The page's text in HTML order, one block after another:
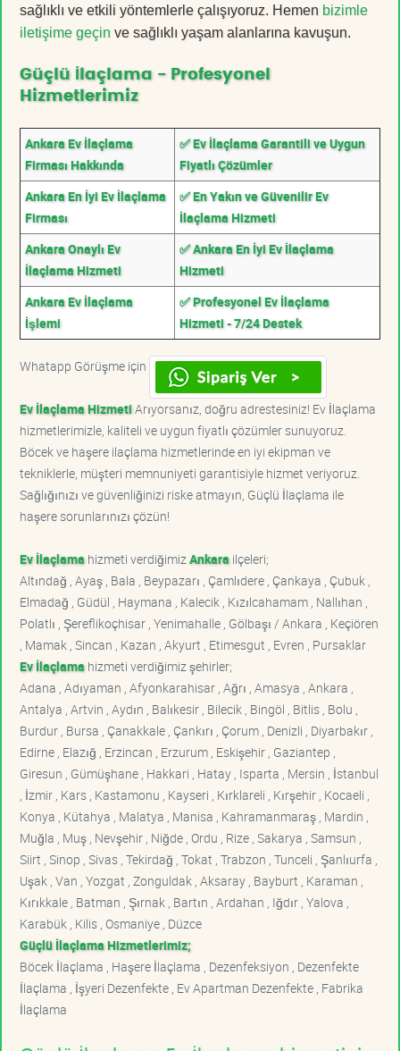
sağlıklı ve etkili yöntemlerle çalışıyoruz. Hemen bizimle
iletişime geçin ve sağlıklı yaşam alanlarına kavuşun.
Güçlü İlaçlama - Profesyonel
Hizmetlerimiz
Ankara Ev İlaçlama
Firması Hakkında
✅ Ev İlaçlama Garantili ve Uygun
Fiyatlı Çözümler
Ankara En İyi Ev İlaçlama
Firması
✅ En Yakın ve Güvenilir Ev
İlaçlama Hizmeti
Ankara Onaylı Ev
İlaçlama Hizmeti
✅ Ankara En İyi Ev İlaçlama
Hizmeti
Ankara Ev İlaçlama
İşlemi
✅ Profesyonel Ev İlaçlama
Hizmeti - 7/24 Destek
Whatapp Görüşme için
Ev İlaçlama HizmetiArıyorsanız, doğru adrestesiniz! Ev İlaçlama
hizmetlerimizle, kaliteli ve uygun fiyatlı çözümler sunuyoruz.
Böcek ve haşere ilaçlama hizmetlerinde en iyi ekipman ve
tekniklerle, müşteri memnuniyeti garantisiyle hizmet veriyoruz.
Sağlığınızı ve güvenliğinizi riske atmayın, Güçlü İlaçlama ile
haşere sorunlarınızı çözün!
Ev İlaçlama hizmeti verdiğimiz Ankara ilçeleri;
Altındağ , Ayaş , Bala , Beypazarı , Çamlıdere , Çankaya , Çubuk ,
Elmadağ , Güdül , Haymana , Kalecik , Kızılcahamam , Nallıhan ,
Polatlı , Şereflikoçhisar , Yenimahalle , Gölbaşı / Ankara , Keçiören
, Mamak , Sincan , Kazan , Akyurt , Etimesgut , Evren , Pursaklar
Ev İlaçlama hizmeti verdiğimiz şehirler;
Adana , Adıyaman , Afyonkarahisar , Ağrı , Amasya , Ankara ,
Antalya , Artvin , Aydın , Balıkesir , Bilecik , Bingöl , Bitlis , Bolu ,
Burdur , Bursa , Çanakkale , Çankırı , Çorum , Denizli , Diyarbakır ,
Edirne , Elazığ , Erzincan , Erzurum , Eskişehir , Gaziantep ,
Giresun , Gümüşhane , Hakkari , Hatay , Isparta , Mersin , İstanbul
, İzmir , Kars , Kastamonu , Kayseri , Kırklareli , Kırşehir , Kocaeli ,
Konya , Kütahya , Malatya , Manisa , Kahramanmaraş , Mardin ,
Muğla , Muş , Nevşehir , Niğde , Ordu , Rize , Sakarya , Samsun ,
Siirt , Sinop , Sivas , Tekirdağ , Tokat , Trabzon , Tunceli , Şanlıurfa ,
Uşak , Van , Yozgat , Zonguldak , Aksaray , Bayburt , Karaman ,
Kırıkkale , Batman , Şırnak , Bartın , Ardahan , Iğdır , Yalova ,
Karabük , Kilis , Osmaniye , Düzce
Güçlü İlaçlama Hizmetlerimiz;
Böcek İlaçlama , Haşere İlaçlama , Dezenfeksiyon , Dezenfekte
İlaçlama , İşyeri Dezenfekte , Ev Apartman Dezenfekte , Fabrika
İlaçlama